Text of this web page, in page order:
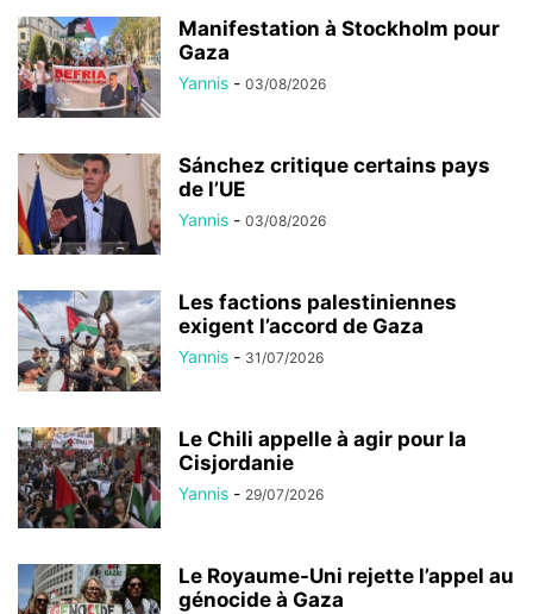
Manifestation à Stockholm pour
Gaza
Yannis - 03/08/2026
Sánchez critique certains pays
de l’UE
Yannis - 03/08/2026
Les factions palestiniennes
exigent l’accord de Gaza
Yannis - 31/07/2026
Le Chili appelle à agir pour la
Cisjordanie
Yannis - 29/07/2026
Le Royaume-Uni rejette l’appel au
génocide à Gaza